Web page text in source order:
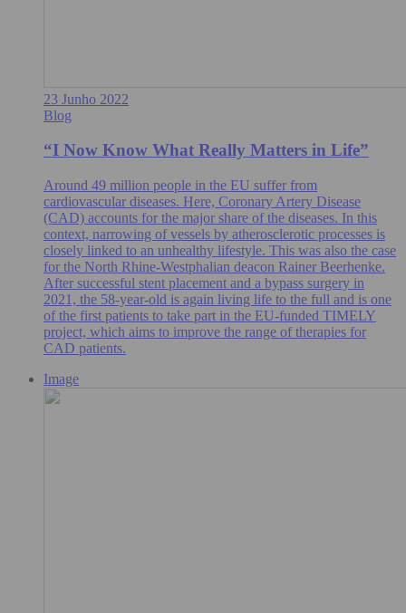
23 Junho 2022
Blog
“I Now Know What Really Matters in Life”
Around 49 million people in the EU suffer from
cardiovascular diseases. Here, Coronary Artery Disease
(CAD) accounts for the major share of the diseases. In this
context, narrowing of vessels by atherosclerotic processes is
closely linked to an unhealthy lifestyle. This was also the case
for the North Rhine-Westphalian deacon Rainer Beerhenke.
After successful stent placement and a bypass surgery in
2021, the 58-year-old is again living life to the full and is one
of the first patients to take part in the EU-funded TIMELY
project, which aims to improve the range of therapies for
CAD patients.
Image